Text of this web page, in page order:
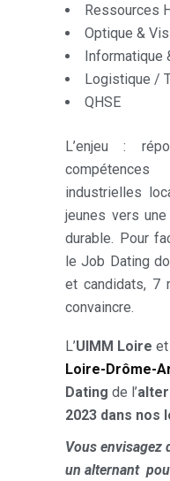
Ressources
Optique &
Informatique
Logistique /
QHSE
L’enjeu :
industrielles
jeunes vers
durable. Pour
le Job Dating
et candidats, 7
convaincre.
L’UIMM Loire et
Loire-Drôme-
Dating de l’
2023 dans nos
Vous envisagez
un alternant